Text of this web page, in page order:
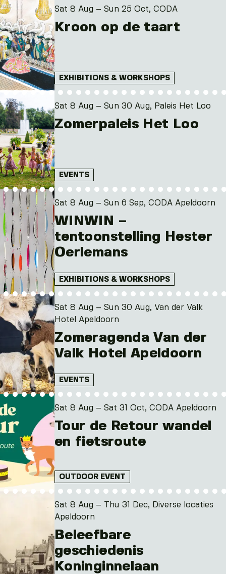
Sat 8 Aug – Sun 25 Oct, CODA
Kroon op de taart
EXHIBITIONS & WORKSHOPS
Sat 8 Aug – Sun 30 Aug, Paleis Het Loo
Zomerpaleis Het Loo
EVENTS
Sat 8 Aug – Sun 6 Sep, CODA Apeldoorn
WINWIN –
tentoonstelling Hester
Oerlemans
EXHIBITIONS & WORKSHOPS
Sat 8 Aug – Sun 30 Aug, Van der Valk
Hotel Apeldoorn
Zomeragenda Van der
Valk Hotel Apeldoorn
EVENTS
Sat 8 Aug – Sat 31 Oct, CODA Apeldoorn
Tour de Retour wandel
en fietsroute
OUTDOOR EVENT
Sat 8 Aug – Thu 31 Dec, Diverse locaties
Apeldoorn
Beleefbare
geschiedenis
Koninginnelaan